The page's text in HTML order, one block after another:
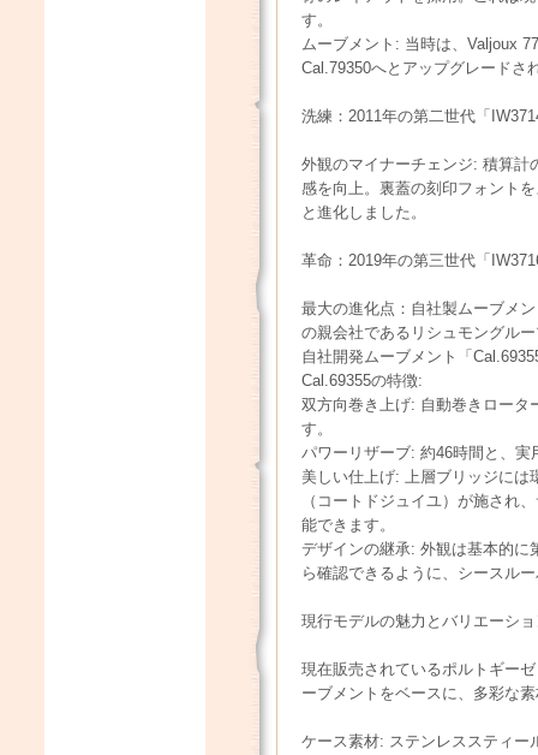
す。
ムーブメント: 当時は、Valjoux
Cal.79350へとアップグレードさ
洗練：2011年の第二世代「
外観のマイナーチェンジ: 積算計
感を向上。裏蓋の刻印フォント
と進化しました。
革命：2019年の第三世代「
最大の進化点：自社製ムーブメ
の親会社であるリシュモングル
自社開発ムーブメント「
Cal.69355の特徴:
双方向巻き上げ: 自動巻きロータ
す。
パワーリザーブ: 約46時間と、実
美しい仕上げ: 上層ブリッジには
（コートドジュイユ）が施され
能できます。
デザインの継承: 外観は基本的に
ら確認できるように、シースル
現行モデルの魅力とバリエーシ
現在販売されているポルトギー
ーブメントをベースに、多彩な
ケース素材: ステンレススティー